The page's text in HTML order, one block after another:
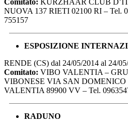
NUOVA 137 RIETI 02100 RI – Tel.
755157
ESPOSIZIONE
RENDE (CS) dal 24/05/2014 al 24/
Comitato: VIBO VALENTIA –
VIBONESE VIA SAN DOMENICO
VALENTIA 89900 VV – Tel.
RADUNO